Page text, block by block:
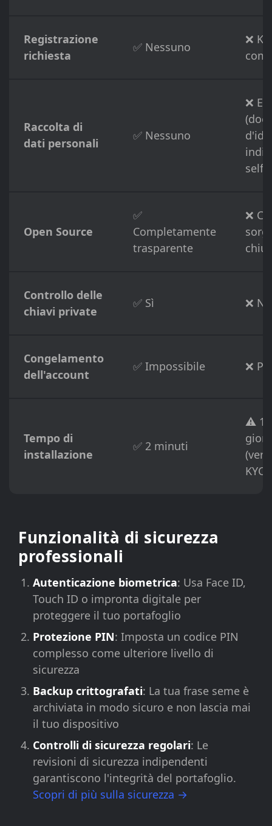
Registrazione
richiesta
✅ Nessuno
❌
Raccolta di
dati personali
✅ Nessuno
❌
Open Source
✅
Completamente
trasparente
❌
Controllo delle
chiavi private
✅ Sì ❌ No
Congelamento
dell'account
✅ Impossibile ❌
Tempo di
installazione
✅ 2 minuti
⚠️ 1-
KYC)
Funzionalità di sicurezza
professionali
Autenticazione biometrica: Usa Face ID,
Touch ID o impronta digitale per
proteggere il tuo portafoglio
Protezione PIN: Imposta un codice PIN
complesso come ulteriore livello di
sicurezza
Backup crittografati: La tua frase seme è
archiviata in modo sicuro e non lascia mai
il tuo dispositivo
Controlli di sicurezza regolari: Le
revisioni di sicurezza indipendenti
garantiscono l'integrità del portafoglio.
Scopri di più sulla sicurezza →